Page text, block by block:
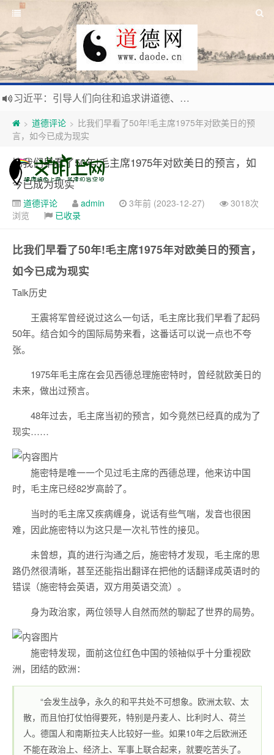
习近平：引导人们向往和追求讲道德、尊道德、守道德的生活，让13亿人的每一分子都成为传播中华美德、中华文化的主体。
> 道德评论 > 比我们早看了50年!毛主席1975年对欧美日的预
言，如今已成为现实
比我们早看了50年!毛主席1975年对欧美日的预言，如
今已成为现实
道德评论 admin 3年前 (2023-12-27)
3018次
浏览
已收录
比我们早看了50年!毛主席1975年对欧美日的预言，
如今已成为现实
Talk历史
王震将军曾经说过这么一句话，毛主席比我们早看了起码
50年。结合如今的国际局势来看，这番话可以说一点也不夸
张。
1975年毛主席在会见西德总理施密特时，曾经就欧美日的
未来，做出过预言。
48年过去，毛主席当初的预言，如今竟然已经真的成为了
现实……
施密特是唯一一个见过毛主席的西德总理，他来访中国
时，毛主席已经82岁高龄了。
当时的毛主席又疾病缠身，说话有些气喘，发音也很困
难，因此施密特以为这只是一次礼节性的接见。
未曾想，真的进行沟通之后，施密特才发现，毛主席的思
路仍然很清晰，甚至还能指出翻译在把他的话翻译成英语时的
错误（施密特会英语，双方用英语交流）。
身为政治家，两位领导人自然而然的聊起了世界的局势。
施密特发现，面前这位红色中国的领袖似乎十分重视欧
洲，团结的欧洲：
“会发生战争，永久的和平共处不可想象。欧洲太软、太
散，而且怕打仗怕得要死，特别是丹麦人、比利时人、荷兰
人。德国人和南斯拉夫人比较好一些。如果10年之后欧洲还
不能在政治上、经济上、军事上联合起来，就要吃苦头了。